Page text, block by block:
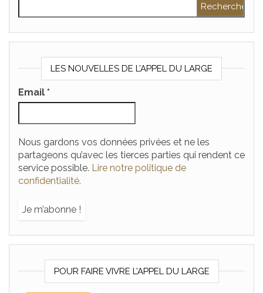
LES NOUVELLES DE L’APPEL DU LARGE
Email *
Nous gardons vos données privées et ne les
partageons qu’avec les tierces parties qui rendent ce
service possible. Lire notre politique de
confidentialité.
POUR FAIRE VIVRE L’APPEL DU LARGE